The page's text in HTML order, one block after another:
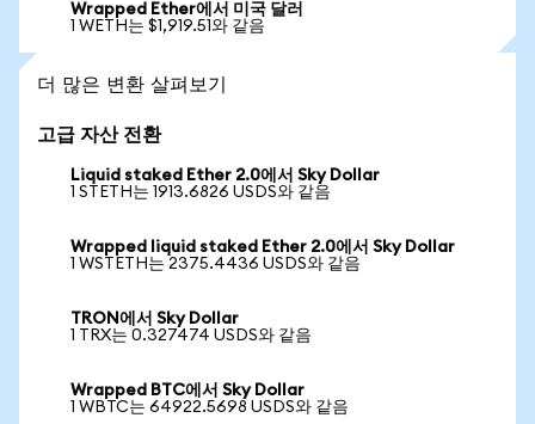
Wrapped Ether에서 미국 달러
1 WETH는 $1,919.51와 같음
더 많은 변환 살펴보기
고급 자산 전환
Liquid staked Ether 2.0에서 Sky Dollar
1 STETH는 1913.6826 USDS와 같음
Wrapped liquid staked Ether 2.0에서 Sky Dollar
1 WSTETH는 2375.4436 USDS와 같음
TRON에서 Sky Dollar
1 TRX는 0.327474 USDS와 같음
Wrapped BTC에서 Sky Dollar
1 WBTC는 64922.5698 USDS와 같음